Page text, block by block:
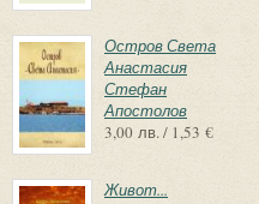
Остров Света
Анастасия
Стефан
Апостолов
3,00 лв. / 1,53 €
Живот...